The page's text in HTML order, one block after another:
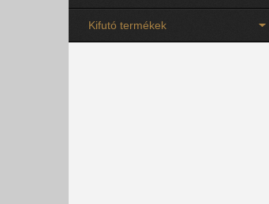
Kifutó termékek